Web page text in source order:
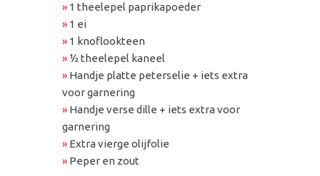
» 1 theelepel paprikapoeder
» 1 ei
» 1 knoflookteen
» ½ theelepel kaneel
» Handje platte peterselie + iets extra
voor garnering
» Handje verse dille + iets extra voor
garnering
» Extra vierge olijfolie
» Peper en zout